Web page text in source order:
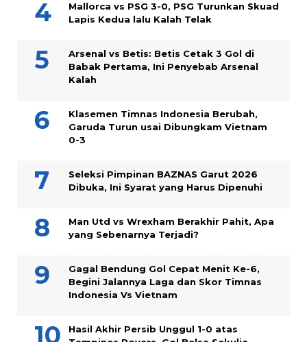
Mallorca vs PSG 3-0, PSG Turunkan Skuad
Lapis Kedua lalu Kalah Telak
Arsenal vs Betis: Betis Cetak 3 Gol di
Babak Pertama, Ini Penyebab Arsenal
Kalah
Klasemen Timnas Indonesia Berubah,
Garuda Turun usai Dibungkam Vietnam
0-3
Seleksi Pimpinan BAZNAS Garut 2026
Dibuka, Ini Syarat yang Harus Dipenuhi
Man Utd vs Wrexham Berakhir Pahit, Apa
yang Sebenarnya Terjadi?
Gagal Bendung Gol Cepat Menit Ke-6,
Begini Jalannya Laga dan Skor Timnas
Indonesia Vs Vietnam
Hasil Akhir Persib Unggul 1-0 atas